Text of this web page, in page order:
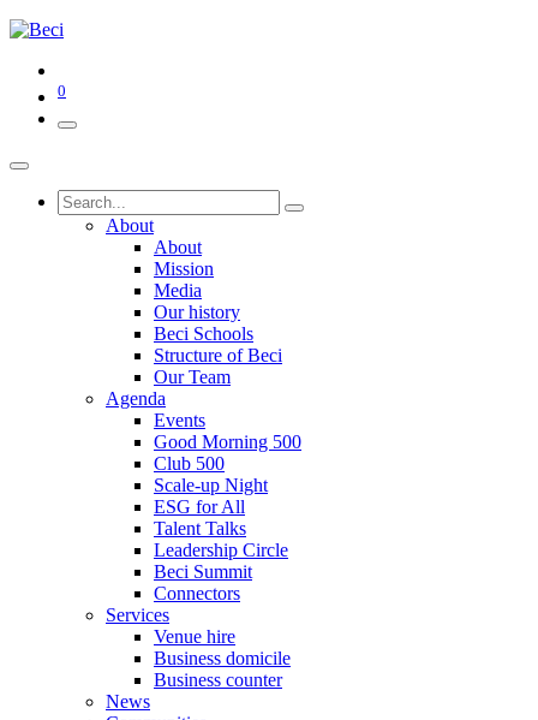
0
About
About
Mission
Media
Our history
Beci Schools
Structure of Beci
Our Team
Agenda
Events
Good Morning 500
Club 500
Scale-up Night
ESG for All
Talent Talks
Leadership Circle
Beci Summit
Connectors
Services
Venue hire
Business domicile
Business counter
News